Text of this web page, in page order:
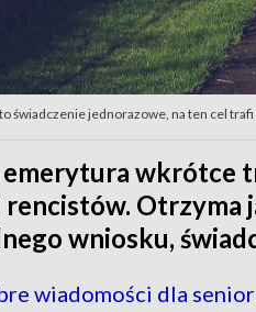
świadczenie jednorazowe, na ten cel trafi
wkrótce
Otrzyma
wniosku,
wiadomości dla